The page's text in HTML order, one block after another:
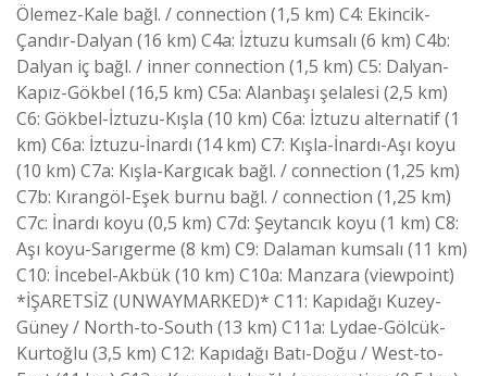
Ölemez-Kale bağl. / connection (1,5 km) C4: Ekincik-
Çandır-Dalyan (16 km) C4a: İztuzu kumsalı (6 km) C4b:
Dalyan iç bağl. / inner connection (1,5 km) C5: Dalyan-
Kapız-Gökbel (16,5 km) C5a: Alanbaşı şelalesi (2,5 km)
C6: Gökbel-İztuzu-Kışla (10 km) C6a: İztuzu alternatif (1
km) C6a: İztuzu-İnardı (14 km) C7: Kışla-İnardı-Aşı koyu
(10 km) C7a: Kışla-Kargıcak bağl. / connection (1,25 km)
C7b: Kırangöl-Eşek burnu bağl. / connection (1,25 km)
C7c: İnardı koyu (0,5 km) C7d: Şeytancık koyu (1 km) C8:
Aşı koyu-Sarıgerme (8 km) C9: Dalaman kumsalı (11 km)
C10: İncebel-Akbük (10 km) C10a: Manzara (viewpoint)
*İŞARETSİZ (UNWAYMARKED)* C11: Kapıdağı Kuzey-
Güney / North-to-South (13 km) C11a: Lydae-Gölcük-
Kurtoğlu (3,5 km) C12: Kapıdağı Batı-Doğu / West-to-